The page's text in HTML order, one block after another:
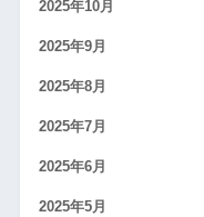
2025年10月
2025年9月
2025年8月
2025年7月
2025年6月
2025年5月